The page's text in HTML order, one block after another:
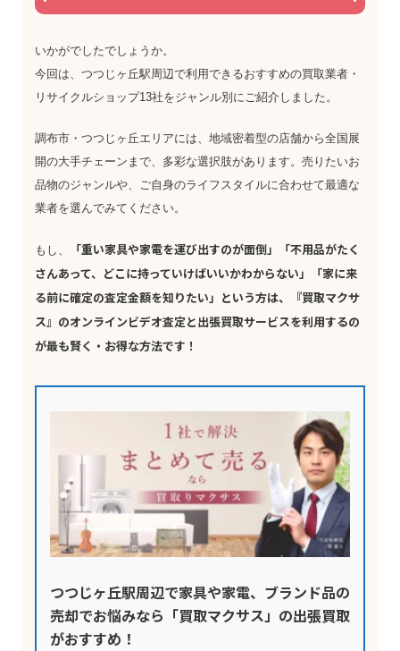
いかがでしたでしょうか。
今回は、つつじヶ丘駅周辺で利用できるおすすめの買取業者・
リサイクルショップ13社をジャンル別にご紹介しました。
調布市・つつじヶ丘エリアには、地域密着型の店舗から全国展
開の大手チェーンまで、多彩な選択肢があります。売りたいお
品物のジャンルや、ご自身のライフスタイルに合わせて最適な
業者を選んでみてください。
もし、
「重い家具や家電を運び出すのが面倒」「不用品がたく
さんあって、どこに持っていけばいいかわからない」「家に来
る前に確定の査定金額を知りたい」という方は、『買取マクサ
ス』のオンラインビデオ査定と出張買取サービスを利用するの
が最も賢く・お得な方法です！
つつじヶ丘駅周辺で家具や家電、ブランド品の
売却でお悩みなら「買取マクサス」の出張買取
がおすすめ！